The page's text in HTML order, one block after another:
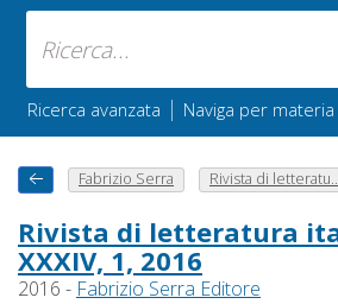
Ricerca avanzata | Naviga per materia
Fabrizio Serra Rivista di
Rivista di letteratura
XXXIV, 1, 2016
2016 - Fabrizio Serra Editore